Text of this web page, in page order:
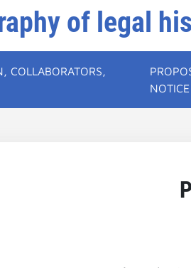
of legal
COLLABORATORS,
NOTICE